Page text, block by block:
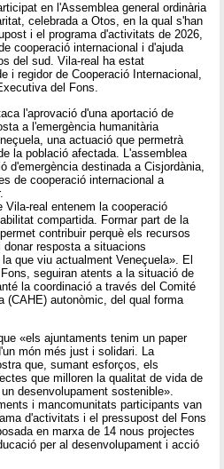
en l'Assemblea general ordinària
celebrada a Otos, en la qual s'han
i el programa d'activitats de 2026,
cooperació internacional i d'ajuda
del sud. Vila-real ha estat
i regidor de Cooperació Internacional,
del Fons.
l'aprovació d'una aportació de
a l'emergència humanitària
una actuació que permetrà
la població afectada. L'assemblea
d'emergència destinada a Cisjordània,
de cooperació internacional a
real entenem la cooperació
compartida. Formar part de la
contribuir perquè els recursos
resposta a situacions
que viu actualment Veneçuela». El
seguiran atents a la situació de
la coordinació a través del Comité
(CAHE) autonòmic, del qual forma
«els ajuntaments tenim un paper
món més just i solidari. La
que, sumant esforços, els
que milloren la qualitat de vida de
desenvolupament sostenible».
i mancomunitats participants van
d'activitats i el pressupost del Fons
en marxa de 14 nous projectes
per al desenvolupament i acció